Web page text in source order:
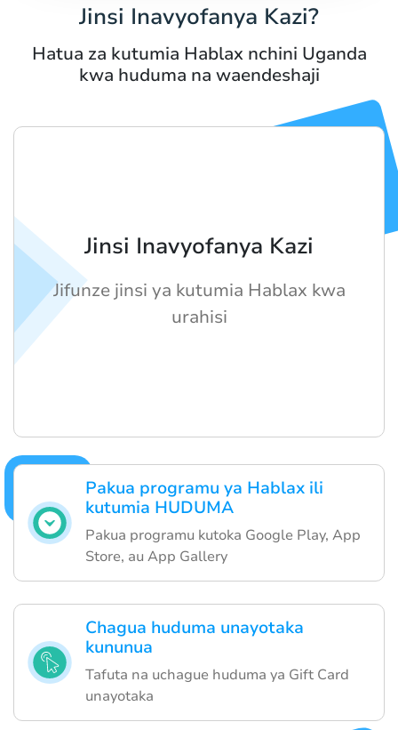
Jinsi Inavyofanya Kazi?
Hatua za kutumia Hablax nchini Uganda
kwa huduma na waendeshaji
Pakua programu ya Hablax ili
kutumia HUDUMA
Pakua programu kutoka Google Play, App
Store, au App Gallery
Chagua huduma unayotaka
kununua
Tafuta na uchague huduma ya Gift Card
unayotaka
Jinsi Inavyofanya Kazi
Jifunze jinsi ya kutumia Hablax kwa
urahisi